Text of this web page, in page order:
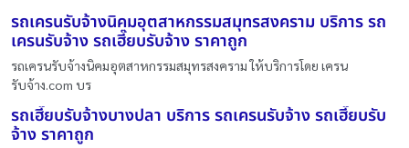
รถเครนรับจ้างนิคมอุตสาหกรรมสมุทรสงคราม บริการ รถ
เครนรับจ้าง รถเฮี๊ยบรับจ้าง ราคาถูก
รถเครนรับจ้างนิคมอุตสาหกรรมสมุทรสงคราม ให้บริการโดย เครน
รับจ้าง.com บร
รถเฮี๊ยบรับจ้างบางปลา บริการ รถเครนรับจ้าง รถเฮี๊ยบรับ
จ้าง ราคาถูก